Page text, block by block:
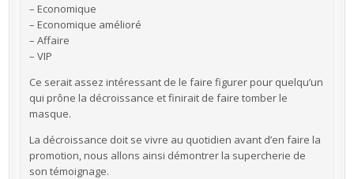
– Economique
– Economique amélioré
– Affaire
– VIP
Ce serait assez intéressant de le faire figurer pour quelqu’un
qui prône la décroissance et finirait de faire tomber le
masque.
La décroissance doit se vivre au quotidien avant d’en faire la
promotion, nous allons ainsi démontrer la supercherie de
son témoignage.